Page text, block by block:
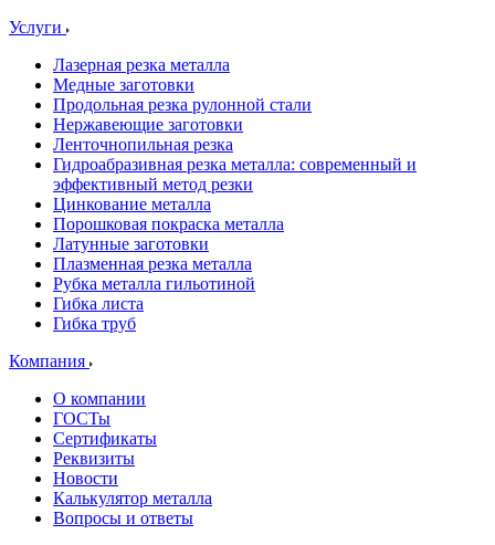
Услуги
Лазерная резка металла
Медные заготовки
Продольная резка рулонной стали
Нержавеющие заготовки
Ленточнопильная резка
Гидроабразивная резка металла: современный и
эффективный метод резки
Цинкование металла
Порошковая покраска металла
Латунные заготовки
Плазменная резка металла
Рубка металла гильотиной
Гибка листа
Гибка труб
Компания
О компании
ГОСТы
Сертификаты
Реквизиты
Новости
Калькулятор металла
Вопросы и ответы